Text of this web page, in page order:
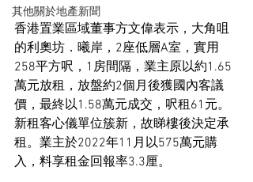
其他關於地產新聞
香港置業區域董事方文偉表示，大角咀
的利奧坊．曦岸，2座低層A室，實用
258平方呎，1房間隔，業主原以約1.65
萬元放租，放盤約2個月後獲國內客議
價，最終以1.58萬元成交，呎租61元。
新租客心儀單位簇新，故睇樓後決定承
租。業主於2022年11月以575萬元購
入，料享租金回報率3.3厘。